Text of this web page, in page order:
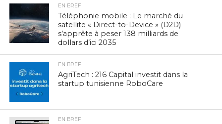
EN BREF
Téléphonie mobile : Le marché du
satellite « Direct-to-Device » (D2D)
s’apprête à peser 138 milliards de
dollars d’ici 2035
EN BREF
AgriTech : 216 Capital investit dans la
startup tunisienne RoboCare
EN BREF